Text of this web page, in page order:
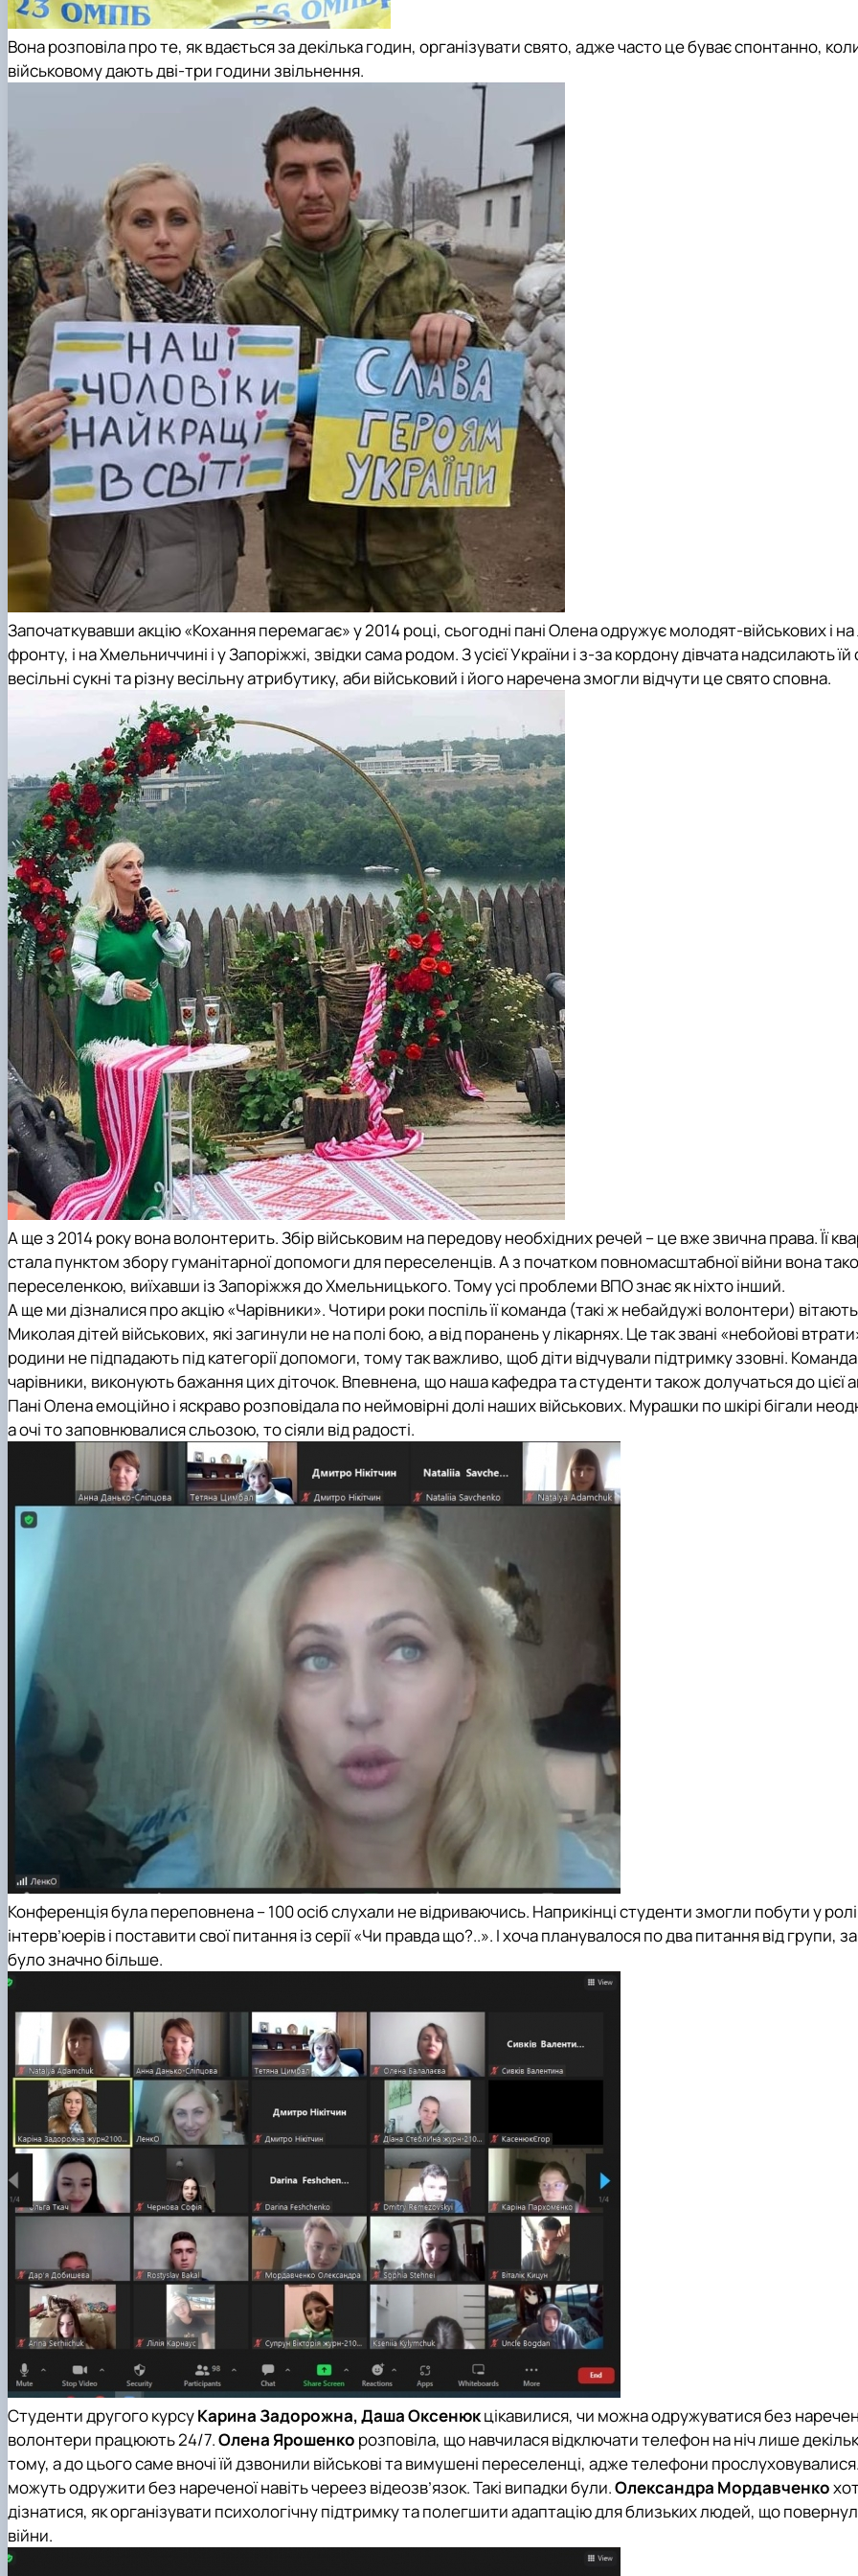
Вона розповіла про те, як вдається за декілька годин, організувати свято, адже часто це буває спонтанно,
військовому дають дві-три години звільнення.
Започаткувавши акцію «Кохання перемагає» у 2014 році, сьогодні пані Олена одружує молодят-військових і на
фронту, і на Хмельниччині і у Запоріжжі, звідки сама родом. З усієї України і з-за кордону дівчата надсилають їй
весільні сукні та різну весільну атрибутику, аби військовий і його наречена змогли відчути це свято сповна.
А ще з 2014 року вона волонтерить. Збір військовим на передову необхідних речей – це вже звична права. Її
стала пунктом збору гуманітарної допомоги для переселенців. А з початком повномасштабної війни вона
переселенкою, виїхавши із Запоріжжя до Хмельницького. Тому усі проблеми ВПО знає як ніхто інший.
А ще ми дізналися про акцію «Чарівники». Чотири роки поспіль її команда (такі ж небайдужі волонтери)
Миколая дітей військових, які загинули не на полі бою, а від поранень у лікарнях. Це так звані «небойові
родини не підпадають під категорії допомоги, тому так важливо, щоб діти відчували підтримку ззовні.
чарівники, виконують бажання цих діточок. Впевнена, що наша кафедра та студенти також долучаться до цієї
Пані Олена емоційно і яскраво розповідала по неймовірні долі наших військових. Мурашки по шкірі бігали
а очі то заповнювалися сльозою, то сіяли від радості.
Конференція була переповнена – 100 осіб слухали не відриваючись. Наприкінці студенти змогли побути у ролі
інтерв’юерів і поставити свої питання із серії «Чи правда що?..». І хоча планувалося по два питання від групи,
було значно більше.
Студенти другого курсуКарина Задорожна, Даша Оксенюкцікавилися, чи можна одружуватися без
волонтери працюють 24/7.Олена Ярошенко розповіла, що навчилася відключати телефон на ніч лише
тому, а до цього саме вночі їй дзвонили військові та вимушені переселенці, адже телефони прослуховувалися.
можуть одружити без нареченої навіть череез відеозв’язок. Такі випадки були.Олександра Мордавченко
дізнатися, як організувати психологічну підтримку та полегшити адаптацію для близьких людей, що
війни.